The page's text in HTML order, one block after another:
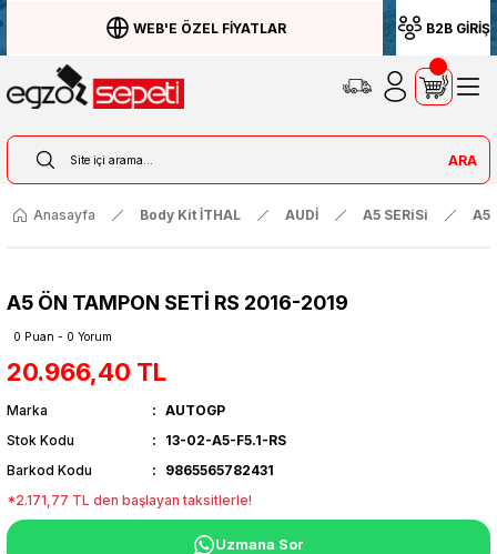
WEB'E ÖZEL FİYATLAR B2B GİRİŞ
ARA
Anasayfa Body Kit İTHAL AUDİ A5 SERiSi A5
A5 ÖN TAMPON SETİ RS 2016-2019
0 Puan - 0 Yorum
20.966,40 TL
Marka
AUTOGP
Stok Kodu
13-02-A5-F5.1-RS
Barkod Kodu
9865565782431
*2.171,77 TL den başlayan taksitlerle!
Uzmana Sor